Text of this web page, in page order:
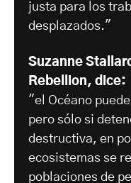
justa para los
desplazados."
Suzanne
Rebellion, dice:
"el Océano
pero sólo si
destructiva, en
ecosistemas se
poblaciones de